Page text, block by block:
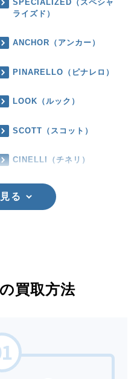
SPECIALIZED（スペシャ
ライズド）
ANCHOR（アンカー）
PINARELLO（ピナレロ）
LOOK（ルック）
SCOTT（スコット）
CINELLI（チネリ）
る
買取方法